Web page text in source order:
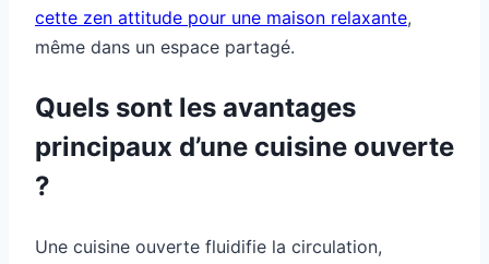
cette zen attitude pour une maison relaxante,
même dans un espace partagé.
Quels sont les avantages
principaux d’une cuisine ouverte
?
Une cuisine ouverte fluidifie la circulation,